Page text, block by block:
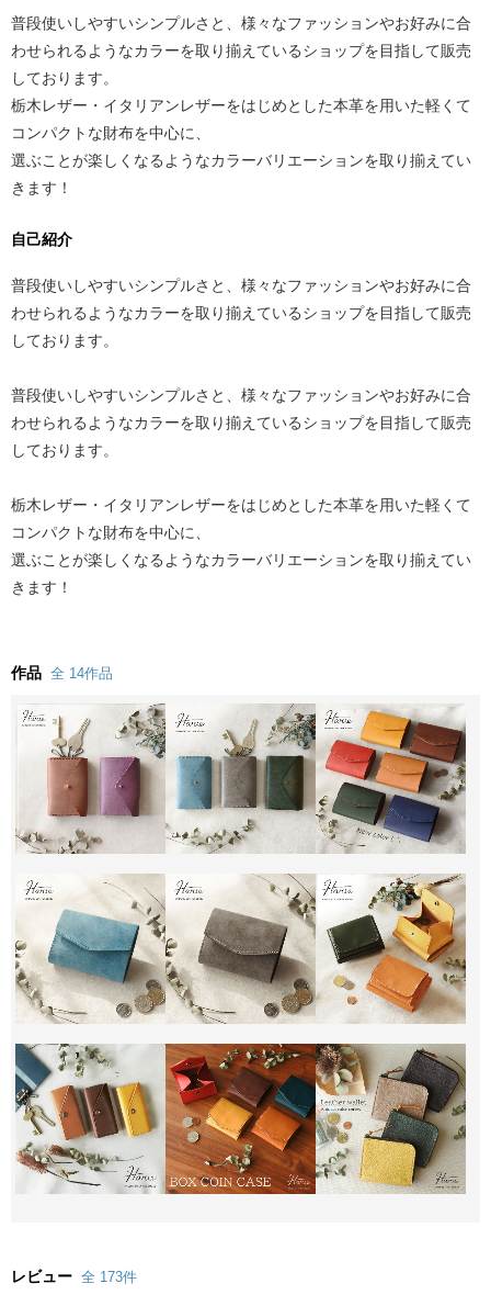
普段使いしやすいシンプルさと、様々なファッションやお好みに合
わせられるようなカラーを取り揃えているショップを目指して販売
しております。
栃木レザー・イタリアンレザーをはじめとした本革を用いた軽くて
コンパクトな財布を中心に、
選ぶことが楽しくなるようなカラーバリエーションを取り揃えてい
きます！
自己紹介
普段使いしやすいシンプルさと、様々なファッションやお好みに合
わせられるようなカラーを取り揃えているショップを目指して販売
しております。
普段使いしやすいシンプルさと、様々なファッションやお好みに合
わせられるようなカラーを取り揃えているショップを目指して販売
しております。
栃木レザー・イタリアンレザーをはじめとした本革を用いた軽くて
コンパクトな財布を中心に、
選ぶことが楽しくなるようなカラーバリエーションを取り揃えてい
きます！
作品 全 14作品
レビュー 全 173件